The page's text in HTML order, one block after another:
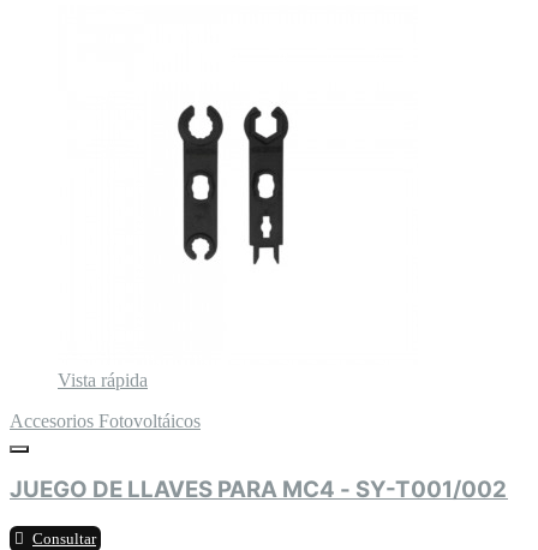
Vista rápida
Accesorios Fotovoltáicos
JUEGO DE LLAVES PARA MC4 - SY-T001/002
Consultar